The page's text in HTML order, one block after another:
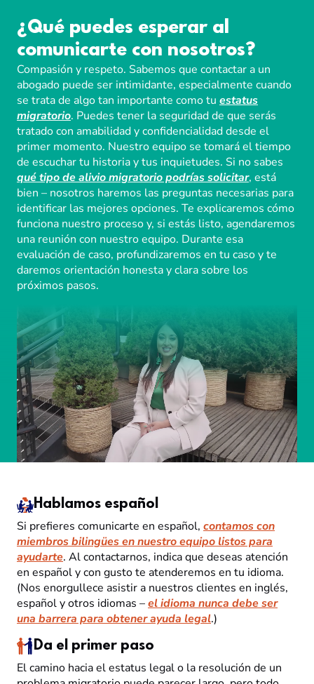
¿Qué puedes esperar al
comunicarte con nosotros?
Compasión y respeto. Sabemos que contactar a un
abogado puede ser intimidante, especialmente cuando
se trata de algo tan importante como tu estatus
migratorio. Puedes tener la seguridad de que serás
tratado con amabilidad y confidencialidad desde el
primer momento. Nuestro equipo se tomará el tiempo
de escuchar tu historia y tus inquietudes. Si no sabes
qué tipo de alivio migratorio podrías solicitar, está
bien – nosotros haremos las preguntas necesarias para
identificar las mejores opciones. Te explicaremos cómo
funciona nuestro proceso y, si estás listo, agendaremos
una reunión con nuestro equipo. Durante esa
evaluación de caso, profundizaremos en tu caso y te
daremos orientación honesta y clara sobre los
próximos pasos.
Hablamos español
Si prefieres comunicarte en español, contamos con
miembros bilingües en nuestro equipo listos para
ayudarte. Al contactarnos, indica que deseas atención
en español y con gusto te atenderemos en tu idioma.
(Nos enorgullece asistir a nuestros clientes en inglés,
español y otros idiomas –el idioma nunca debe ser
una barrera para obtener ayuda legal.)
Da el primer paso
El camino hacia el estatus legal o la resolución de un